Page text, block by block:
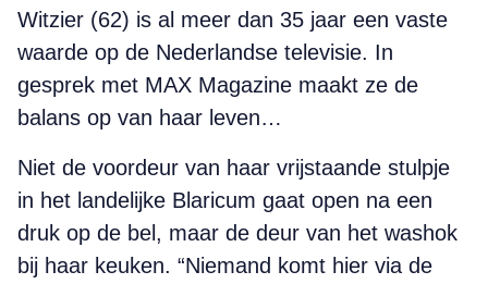
Witzier (62) is al meer dan 35 jaar een vaste
waarde op de Nederlandse televisie. In
gesprek met MAX Magazine maakt ze de
balans op van haar leven…
Niet de voordeur van haar vrijstaande stulpje
in het landelijke Blaricum gaat open na een
druk op de bel, maar de deur van het washok
bij haar keuken. “Niemand komt hier via de